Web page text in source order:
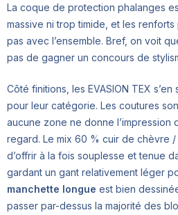
La coque de protection phalanges
massive ni trop timide, et les
pas avec l’ensemble. Bref, on voit
pas de gagner un concours de
Côté finitions, les EVASION TEX
pour leur catégorie. Les coutures
aucune zone ne donne l’impression
regard. Le mix 60 % cuir de chèvre
d’offrir à la fois souplesse et tenue
gardant un gant relativement léger
manchette longue est bien
passer par-dessus la majorité des